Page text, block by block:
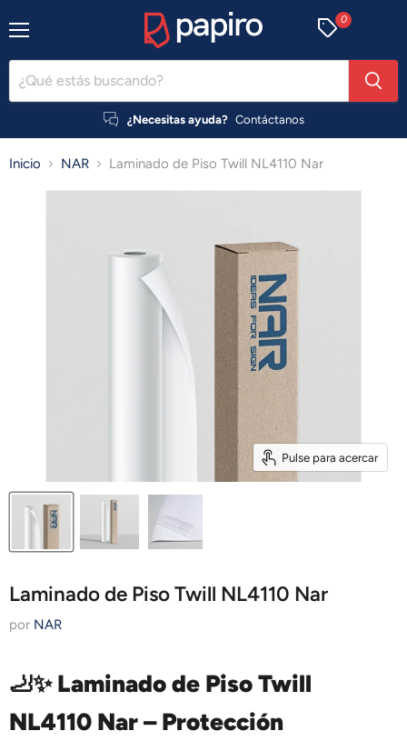
¿Necesitas ayuda? Contáctanos
0
Inicio NAR Laminado de Piso Twill NL4110 Nar
Pulse para acercar
Laminado de Piso Twill NL4110 Nar
por NAR
🦶✨Laminado de Piso Twill
NL4110 Nar – Protección